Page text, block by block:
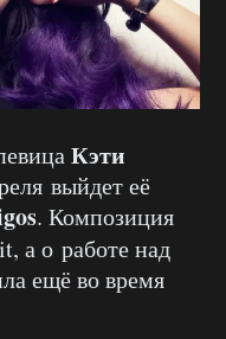
Кэти
выйдет её
. Композиция
а о работе над
ещё во время